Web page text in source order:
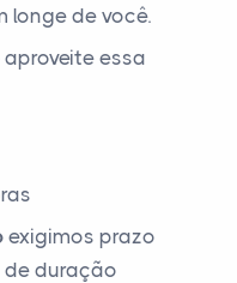
longe de você.
essa
exigimos prazo
de duração